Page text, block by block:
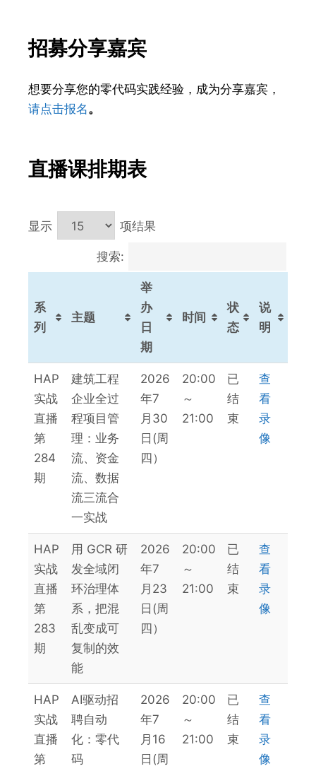
招募分享嘉宾
想要分享您的零代码实践经验，成为分享嘉宾，
请点击报名 。
直播课排期表
显示 项结果
搜索:
系
列
主题
举
办
日
期
时间
状
态
说
明
系
列
主题
举
办
日
期
时间
状
态
说
明
HAP
实战
直播
第
284
期
建筑工程
企业全过
程项目管
理：业务
流、资金
流、数据
流三流合
一实战
2026
年7
月30
日(周
四）
20:00
～
21:00
已
结
束
查
看
录
像
HAP
实战
直播
第
283
期
用 GCR 研
发全域闭
环治理体
系，把混
乱变成可
复制的效
能
2026
年7
月23
日(周
四）
20:00
～
21:00
已
结
束
查
看
录
像
HAP
实战
直播
第
AI驱动招
聘自动
化：零代
码
2026
年7
月16
日(周
20:00
～
21:00
已
结
束
查
看
录
像